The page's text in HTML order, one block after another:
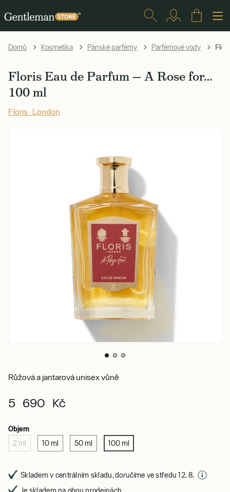
Domů Kosmetika Pánské parfémy Parfémové vody
Floris Eau de Parfum — A Rose for…
100 ml
Floris London
Růžová a jantarová unisex vůně
5 690 Kč
Objem
2 ml 10 ml 50 ml 100 ml
Skladem v centrálním skladu, doručíme ve středu 12. 8.
Je skladem na obou prodejnách,